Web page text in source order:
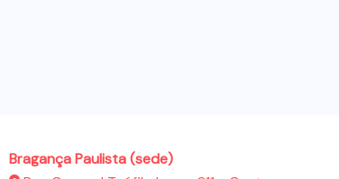
Bragança Paulista (sede)